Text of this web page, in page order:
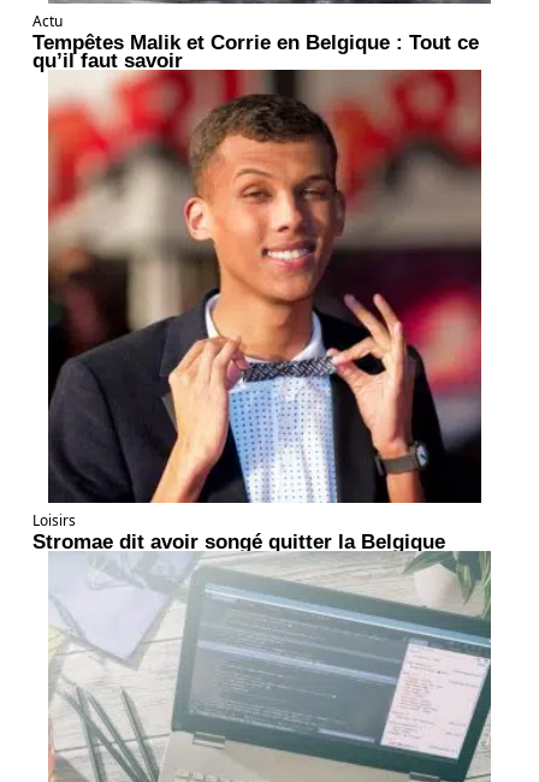
Actu
Tempêtes Malik et Corrie en Belgique : Tout ce
qu’il faut savoir
Loisirs
Stromae dit avoir songé quitter la Belgique